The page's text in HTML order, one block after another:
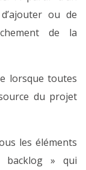
ou de
de la
lorsque toutes
du projet
les éléments
backlog » qui